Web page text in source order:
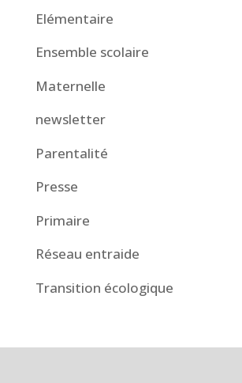
Elémentaire
Ensemble scolaire
Maternelle
newsletter
Parentalité
Presse
Primaire
Réseau entraide
Transition écologique